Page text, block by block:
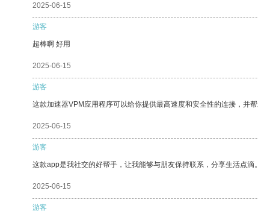
2025-06-15
游客
超棒啊 好用
2025-06-15
游客
这款加速器VPM应用程序可以给你提供最高速度和安全性的连接，并帮
2025-06-15
游客
这款app是我社交的好帮手，让我能够与朋友保持联系，分享生活点滴。
2025-06-15
游客